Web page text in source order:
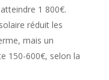
1 800€.
réduit les
mais un
150-600€, selon la